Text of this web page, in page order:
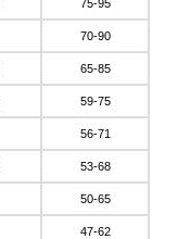
75-95
70-90
65-85
59-75
56-71
53-68
50-65
47-62